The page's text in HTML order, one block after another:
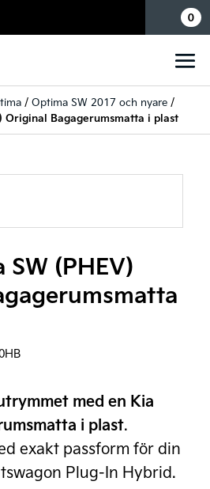
0
/ Optima SW 2017 och nyare/
Original Bagagerumsmatta i plast
(PHEV)
med en Kia
i plast.
exakt passform för din
Plug-In Hybrid.